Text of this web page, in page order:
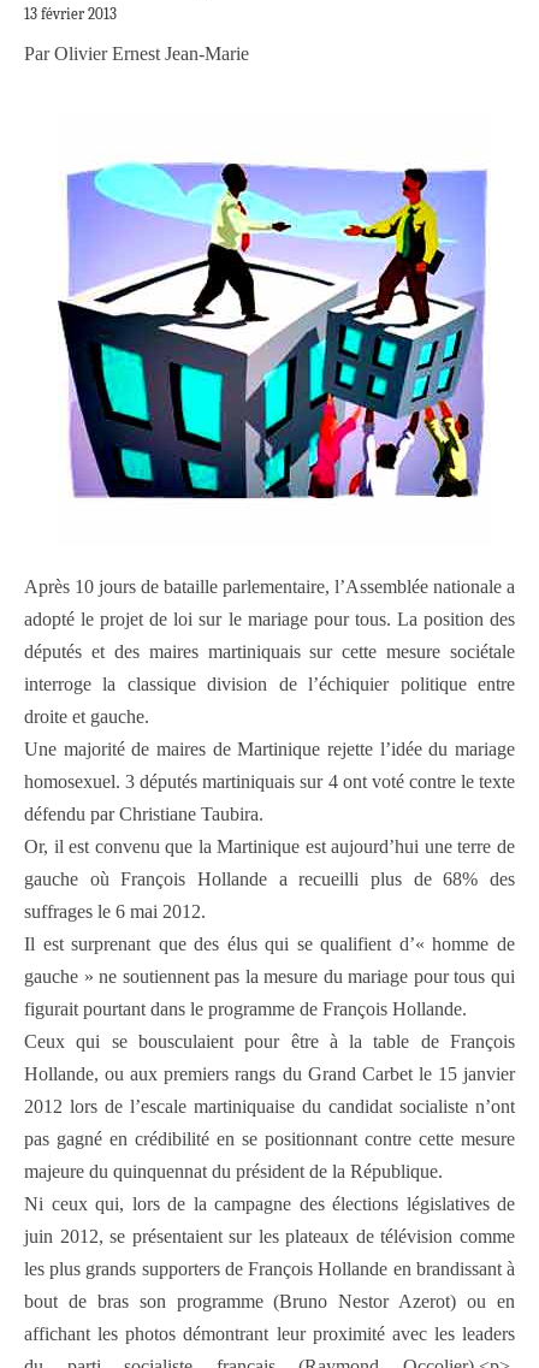
13 février 2013
Par Olivier Ernest Jean-Marie
Après 10 jours de bataille parlementaire, l’Assemblée nationale a
adopté le projet de loi sur le mariage pour tous. La position des
députés et des maires martiniquais sur cette mesure sociétale
interroge la classique division de l’échiquier politique entre
droite et gauche.
Une majorité de maires de Martinique rejette l’idée du mariage
homosexuel. 3 députés martiniquais sur 4 ont voté contre le texte
défendu par Christiane Taubira.
Or, il est convenu que la Martinique est aujourd’hui une terre de
gauche où François Hollande a recueilli plus de 68% des
suffrages le 6 mai 2012.
Il est surprenant que des élus qui se qualifient d’« homme de
gauche » ne soutiennent pas la mesure du mariage pour tous qui
figurait pourtant dans le programme de François Hollande.
Ceux qui se bousculaient pour être à la table de François
Hollande, ou aux premiers rangs du Grand Carbet le 15 janvier
2012 lors de l’escale martiniquaise du candidat socialiste n’ont
pas gagné en crédibilité en se positionnant contre cette mesure
majeure du quinquennat du président de la République.
Ni ceux qui, lors de la campagne des élections législatives de
juin 2012, se présentaient sur les plateaux de télévision comme
les plus grands supporters de François Hollande en brandissant à
bout de bras son programme (Bruno Nestor Azerot) ou en
affichant les photos démontrant leur proximité avec les leaders